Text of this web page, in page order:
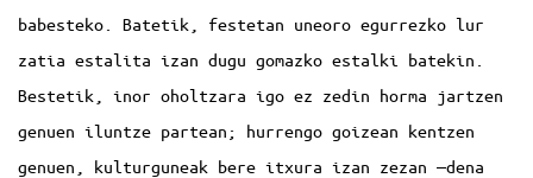
babesteko. Batetik, festetan uneoro egurrezko lur
zatia estalita izan dugu gomazko estalki batekin.
Bestetik, inor oholtzara igo ez zedin horma jartzen
genuen iluntze partean; hurrengo goizean kentzen
genuen, kulturguneak bere itxura izan zezan —dena